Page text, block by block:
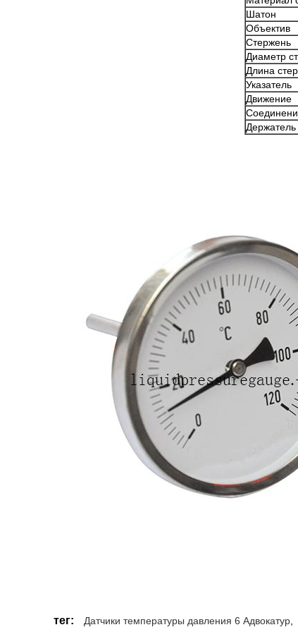
Шатон
Объектив
Стержень
Диаметр
Длина
Указатель
Движение
Держатель
тег: Датчики температуры давления 6 Адвокатур